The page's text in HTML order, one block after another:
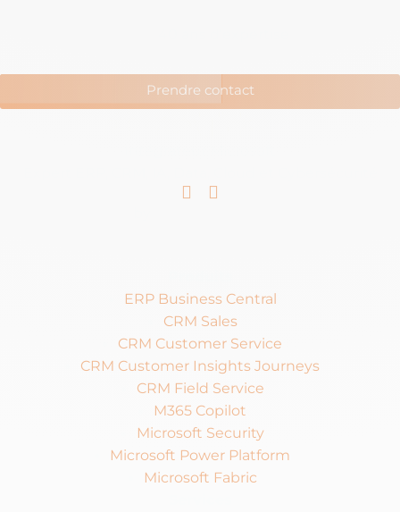
Prendre contact
Linkedin
ERP Business Central
CRM Sales
CRM Customer Service
CRM Customer Insights Journeys
CRM Field Service
M365 Copilot
Microsoft Security
Microsoft Power Platform
Microsoft Fabric